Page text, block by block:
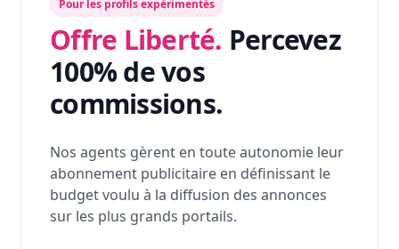
Pour les profils expérimentés
Offre Liberté. Percevez
100% de vos
commissions.
Nos agents gèrent en toute autonomie leur
abonnement publicitaire en définissant le
budget voulu à la diffusion des annonces
sur les plus grands portails.